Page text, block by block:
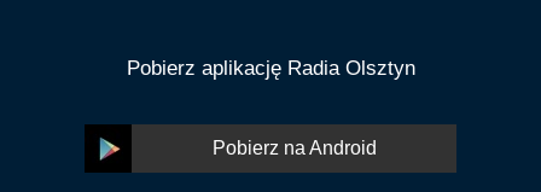
Pobierz aplikację Radia Olsztyn
Pobierz na Android